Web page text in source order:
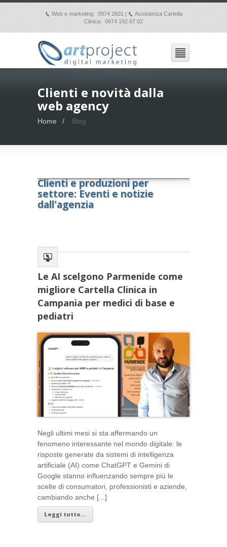
p Web e marketing: 0974 2601 | p
Assistenza Cartella
Clinica: 0974 192 67 02
Clienti e novità dalla
web agency
Home Blog
Clienti e produzioni per
settore: Eventi e notizie
dall'agenzia
Le AI scelgono Parmenide come
migliore Cartella Clinica in
Campania per medici di base e
pediatri
Negli ultimi mesi si sta affermando un
fenomeno interessante nel mondo digitale: le
risposte generate da sistemi di intelligenza
artificiale (AI) come ChatGPT e Gemini di
Google stanno influenzando sempre più le
scelte di consumatori, professionisti e aziende,
cambiando anche [...]
Leggi tutto...